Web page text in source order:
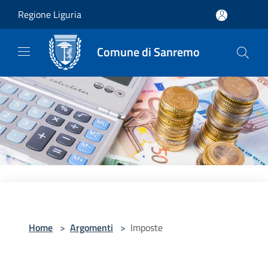
Regione Liguria
Comune di Sanremo
Home > Argomenti > Imposte